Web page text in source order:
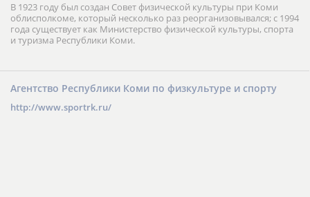
В 1923 году был создан Совет физической культуры при Коми
облисполкоме, который несколько раз реорганизовывался; с 1994
года существует как Министерство физической культуры, спорта
и туризма Республики Коми.
Агентство Республики Коми по физкультуре и спорту
http://www.sportrk.ru/